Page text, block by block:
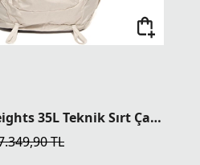
Wildwood Heights 35L Teknik Sırt Çantası
TL